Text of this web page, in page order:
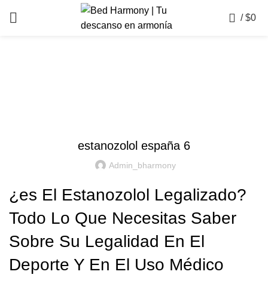
/ $0
estanozolol españa 6
Admin_bharmony
¿es El Estanozolol Legalizado?
Todo Lo Que Necesitas Saber
Sobre Su Legalidad En El
Deporte Y En El Uso Médico